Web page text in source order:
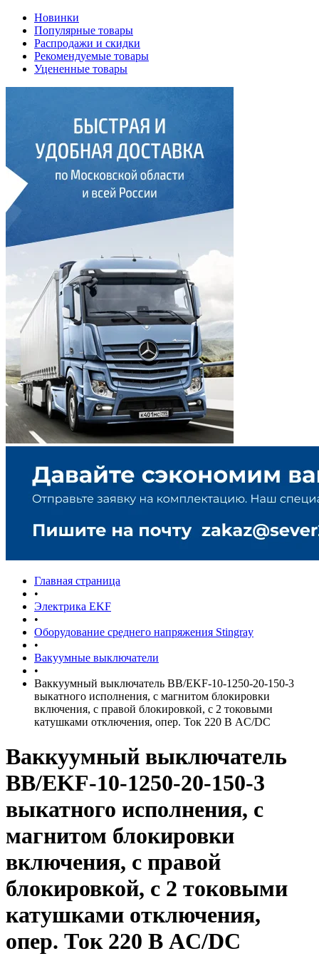
Новинки
Популярные товары
Распродажи и скидки
Рекомендуемые товары
Уцененные товары
Главная страница
•
Электрика EKF
•
Оборудование среднего напряжения Stingray
•
Вакуумные выключатели
•
Ваккуумный выключатель BB/EKF-10-1250-20-150-3
выкатного исполнения, с магнитом блокировки
включения, с правой блокировкой, с 2 токовыми
катушками отключения, опер. Ток 220 В AC/DC
Ваккуумный выключатель
BB/EKF-10-1250-20-150-3
выкатного исполнения, с
магнитом блокировки
включения, с правой
блокировкой, с 2 токовыми
катушками отключения,
опер. Ток 220 В AC/DC